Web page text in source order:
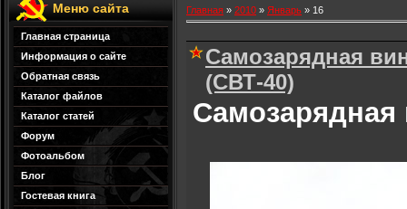
Меню сайта
Главная страница
Информация о сайте
Обратная связь
Каталог файлов
Каталог статей
Форум
Фотоальбом
Блог
Гостевая книга
Главная » 2010 » Январь » 16
Самозарядная
(СВТ-40)
Самозарядная